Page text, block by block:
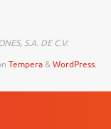
S.A. DE C.V.
Tempera&WordPress.